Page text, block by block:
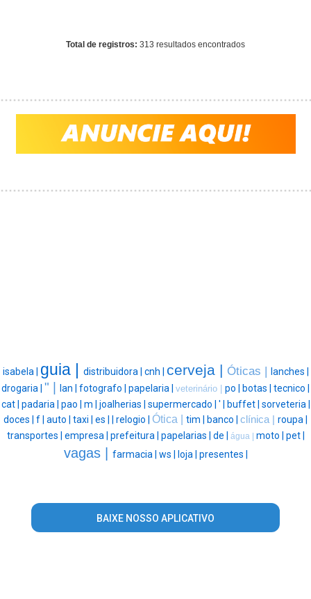
Total de registros: 313 resultados encontrados
isabela | guia | distribuidora | cnh | cerveja | Óticas | lanches |
drogaria | " | lan | fotografo | papelaria | veterinário | po | botas | tecnico |
cat | padaria | pao | m | joalherias | supermercado | ' | buffet | sorveteria |
doces | f | auto | taxi | es | | relogio | Ótica | tim | banco | clínica | roupa |
transportes | empresa | prefeitura | papelarias | de | água | moto | pet |
vagas | farmacia | ws | loja | presentes |
BAIXE NOSSO APLICATIVO